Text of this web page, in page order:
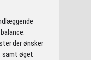
der ønsker
samt øget